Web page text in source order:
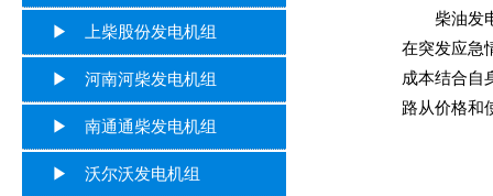
柴油发电
在突发应急
成本结合自
路从价格和
▶ 上柴股份发电机组
▶ 河南河柴发电机组
▶ 南通通柴发电机组
▶ 沃尔沃发电机组